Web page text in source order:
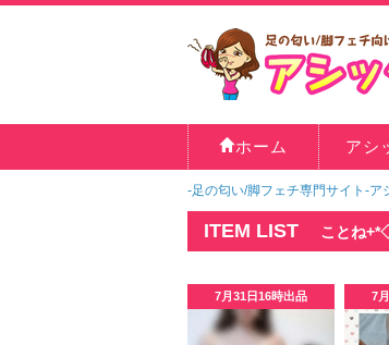
ホーム アシ
-足の匂い/脚フェチ専門サイト-ア
ITEM LIST ことね
7月31日16時出品 7